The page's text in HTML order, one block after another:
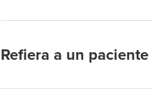
Refiera a un paciente